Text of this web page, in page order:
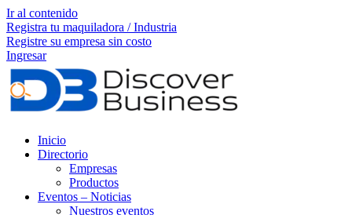
Ir al contenido
Registra tu maquiladora / Industria
Registre su empresa sin costo
Ingresar
Inicio
Directorio
Empresas
Productos
Eventos – Noticias
Nuestros eventos